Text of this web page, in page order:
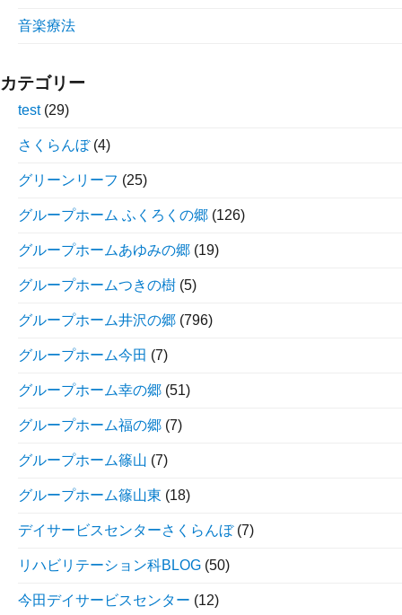
音楽療法
カテゴリー
test(29)
さくらんぼ(4)
グリーンリーフ (25)
グループホーム ふくろくの郷 (126)
グループホームあゆみの郷 (19)
グループホームつきの樹 (5)
グループホーム井沢の郷 (796)
グループホーム今田 (7)
グループホーム幸の郷 (51)
グループホーム福の郷 (7)
グループホーム篠山 (7)
グループホーム篠山東 (18)
デイサービスセンターさくらんぼ(7)
リハビリテーション科BLOG (50)
今田デイサービスセンター (12)